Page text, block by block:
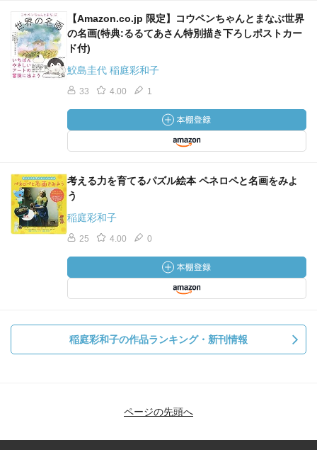
【Amazon.co.jp 限定】コウペンちゃんとまなぶ世界
の名画(特典:るるてあさん特別描き下ろしポストカー
ド付)
鮫島圭代 稲庭彩和子
33 4.00 1
考える力を育てるパズル絵本 ペネロペと名画をみよ
う
稲庭彩和子
25 4.00 0
稲庭彩和子の作品ランキング・新刊情報
ページの先頭へ